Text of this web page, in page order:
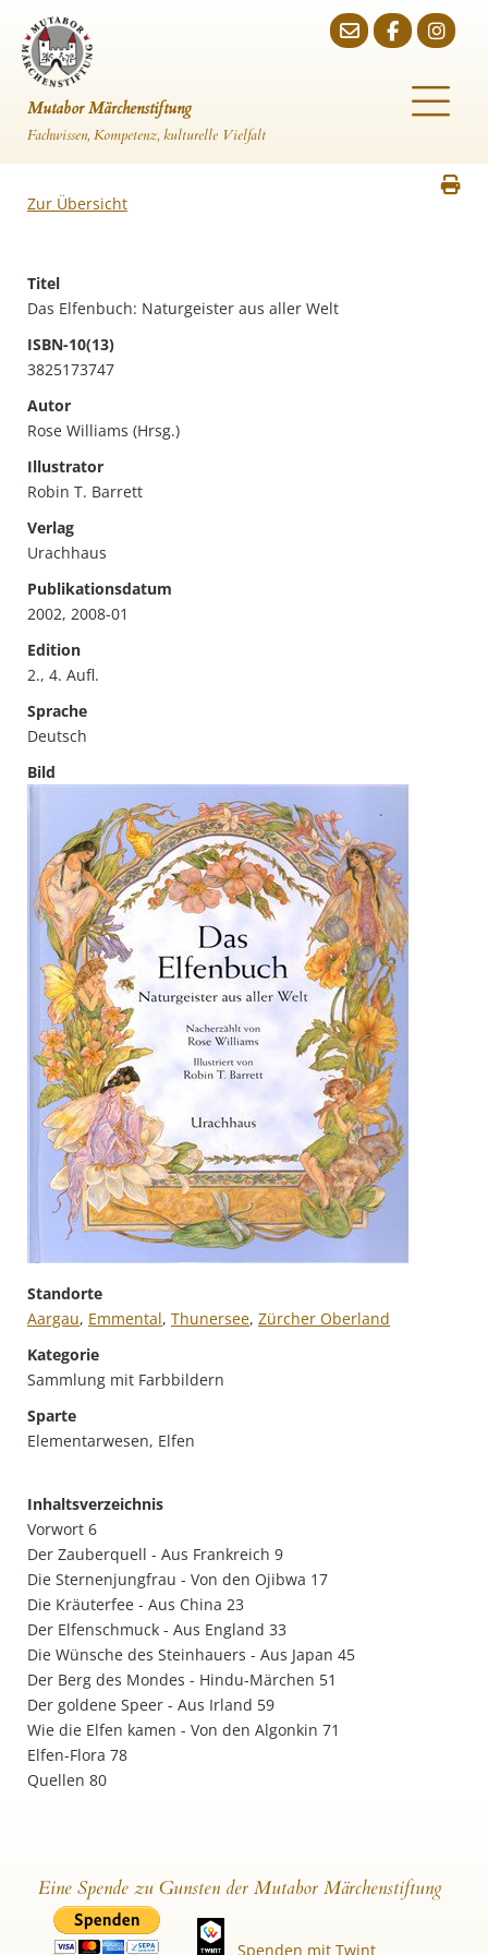
Mutabor Märchenstiftung
Fachwissen, Kompetenz, kulturelle Vielfalt
Zur Übersicht
Titel
Das Elfenbuch: Naturgeister aus aller Welt
ISBN-10(13)
3825173747
Autor
Rose Williams (Hrsg.)
Illustrator
Robin T. Barrett
Verlag
Urachhaus
Publikationsdatum
2002, 2008-01
Edition
2., 4. Aufl.
Sprache
Deutsch
Bild
Standorte
Aargau, Emmental, Thunersee, Zürcher Oberland
Kategorie
Sammlung mit Farbbildern
Sparte
Elementarwesen, Elfen
Inhaltsverzeichnis
Vorwort 6
Der Zauberquell - Aus Frankreich 9
Die Sternenjungfrau - Von den Ojibwa 17
Die Kräuterfee - Aus China 23
Der Elfenschmuck - Aus England 33
Die Wünsche des Steinhauers - Aus Japan 45
Der Berg des Mondes - Hindu-Märchen 51
Der goldene Speer - Aus Irland 59
Wie die Elfen kamen - Von den Algonkin 71
Elfen-Flora 78
Quellen 80
Eine Spende zu Gunsten der Mutabor Märchenstiftung
Spenden mit Twint